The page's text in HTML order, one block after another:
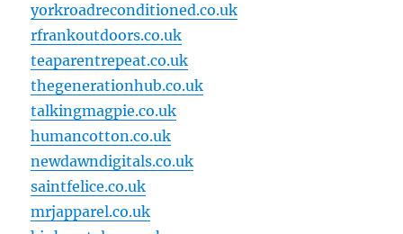
yorkroadreconditioned.co.uk
rfrankoutdoors.co.uk
teaparentrepeat.co.uk
thegenerationhub.co.uk
talkingmagpie.co.uk
humancotton.co.uk
newdawndigitals.co.uk
saintfelice.co.uk
mrjapparel.co.uk